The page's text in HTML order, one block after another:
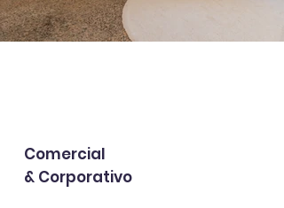
Comercial
& Corporativo